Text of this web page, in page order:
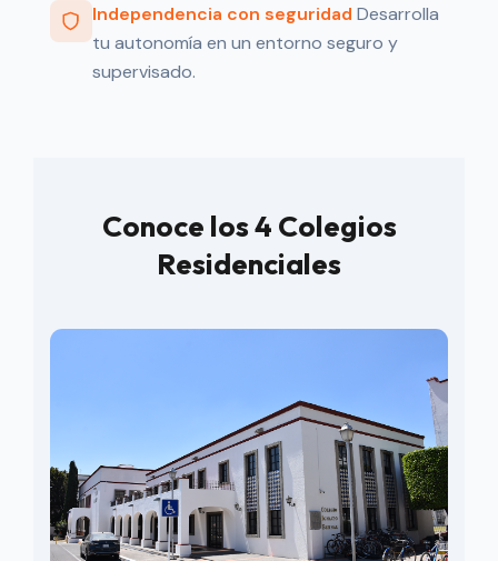
Independencia con seguridad Desarrolla
tu autonomía en un entorno seguro y
supervisado.
Conoce los 4 Colegios
Residenciales